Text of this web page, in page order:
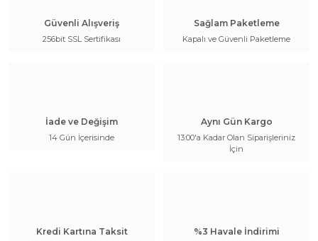
Güvenli Alışveriş
256bit SSL Sertifikası
Sağlam Paketleme
Kapalı ve Güvenli Paketleme
İade ve Değişim
14 Gün İçerisinde
Aynı Gün Kargo
13:00'a Kadar Olan Siparişleriniz
İçin
Kredi Kartına Taksit %3 Havale İndirimi